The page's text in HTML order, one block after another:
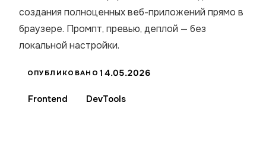
создания полноценных веб-приложений прямо в
браузере. Промпт, превью, деплой — без
локальной настройки.
ОПУБЛИКОВАНО 14.05.2026
Frontend DevTools